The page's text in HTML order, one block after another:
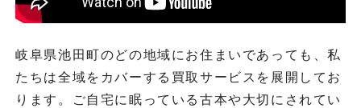
岐阜県池田町のどの地域にお住まいであっても、私
たちは全域をカバーする買取サービスを展開してお
ります。ご自宅に眠っている古本や大切にされてい